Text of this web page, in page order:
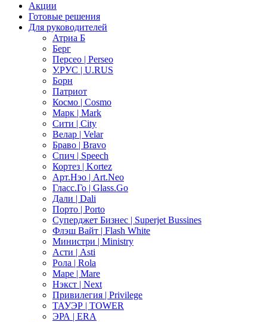
Акции
Готовые решения
Для руководителей
Атриа Б
Берг
Персео | Perseo
У.РУС | U.RUS
Борн
Патриот
Космо | Cosmo
Марк | Mark
Сити | City
Велар | Velar
Браво | Bravo
Спич | Speech
Кортез | Kortez
Арт.Нэо | Art.Neo
Гласс.Го | Glass.Go
Дали | Dali
Порто | Porto
Суперджет Бизнес | Superjet Bussines
Флэш Вайт | Flash White
Министри | Ministry
Асти | Asti
Рола | Rola
Маре | Mare
Нэкст | Next
Привилегия | Privilege
ТАУЭР | TOWER
ЭРА | ERA